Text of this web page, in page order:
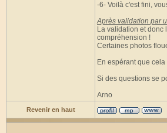
-6- Voilà c'est fini,
Après validation par
La validation et donc
compréhension !
Certaines photos
En espérant que
Si des questions se
Arno
Revenir en haut